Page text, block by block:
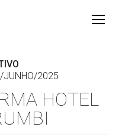
JUNHO/2025
HOTEL